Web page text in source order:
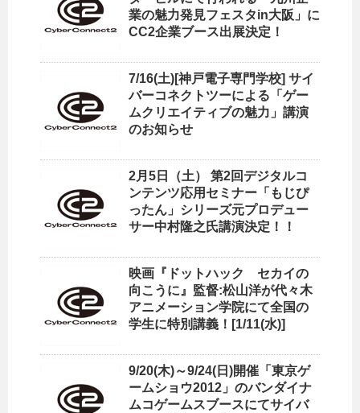
業の魅力発見フェスタin大阪」に
CC2企業ブース出展決定！
7/16(土)[神戸電子専門学校] サイ
バーコネクトツーによる「ゲー
ムクリエイティブの魅力」講演
のお知らせ
2月5日（土） 第2回デジタルコ
ンテンツ応用セミナー「もじぴ
ったん」シリーズ元プロデュー
サー中村隆之氏講演決定！！
映画『ドットハック セカイの
向こうに』監督:松山洋が代々木
アニメーション学院にて全国の
学生に特別講義！[1/11(水)]
9/20(木)～9/24(日)開催「東京ゲ
ームショウ2012」のバンダイナ
ムコゲームスブースにてサイバ